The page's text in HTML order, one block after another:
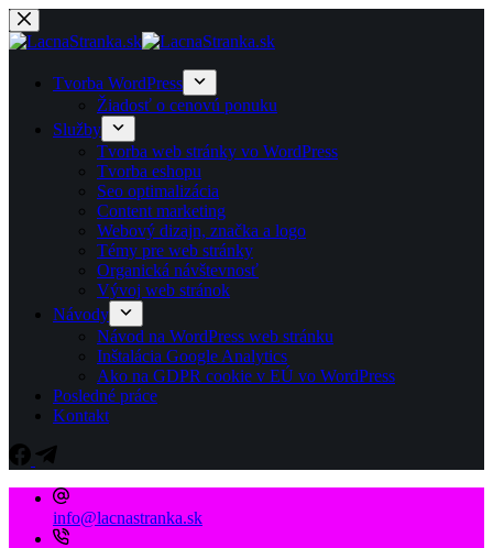
Skip
to
Tvorba WordPress
Žiadosť o cenovú ponuku
Služby
Tvorba web stránky vo WordPress
Tvorba eshopu
Seo optimalizácia
Content marketing
Webový dizajn, značka a logo
Témy pre web stránky
Organická návštevnosť
Vývoj web stránok
Návody
Návod na WordPress web stránku
Inštalácia Google Analytics
Ako na GDPR cookie v EÚ vo WordPress
Posledné práce
Kontakt
info@lacnastranka.sk